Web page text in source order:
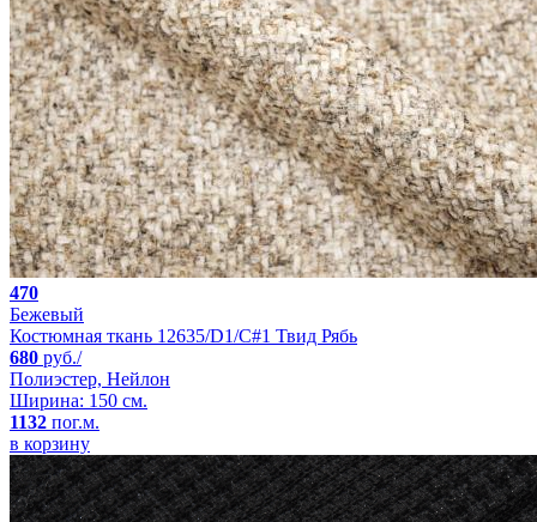
470
Бежевый
Костюмная ткань 12635/D1/C#1 Твид Рябь
680 руб./
Полиэстер, Нейлон
Ширина: 150 см.
1132 пог.м.
в корзину